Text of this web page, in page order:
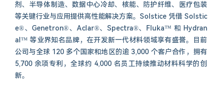
剂、半导体制造、数据中心冷却、核能、防护纤维、医疗包装
等关键行业与应用提供高性能解决方案。Solstice 凭借 Solstic
e®、Genetron®、Aclar®、Spectra®、Fluka™ 和 Hydran
al™ 等业界知名品牌，在开发新一代材料领域享有盛誉。目前
公司与全球 120 多个国家和地区的逾 3,000 个客户合作，拥有
5,700 余项专利，全球约 4,000 名员工持续推动材料科学的创
新。